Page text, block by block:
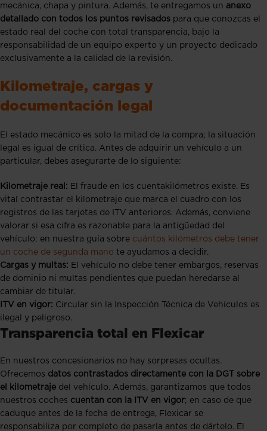
mecánica, chapa y pintura. Además, te entregamos un anexo
detallado con todos los puntos revisados para que conozcas el
estado real del coche con total transparencia, bajo la
responsabilidad de un equipo experto y un proyecto dedicado
exclusivamente a la calidad de la revisión.
Kilometraje, cargas y
documentación legal
El estado mecánico es solo la mitad de la compra; la situación
legal es igual de crítica. Antes de adquirir un vehículo a un
particular, debes asegurarte de lo siguiente:
Kilometraje real: El fraude en los cuentakilómetros existe. Es
vital contrastar el kilometraje que marca el cuadro con los
registros de las tarjetas de ITV anteriores. Además, conviene
valorar si esa cifra es razonable para la antigüedad del
vehículo: en nuestra guía sobre cuántos kilómetros debe tener
un coche de segunda mano te ayudamos a decidir.
Cargas y multas: El vehículo no debe tener embargos, reservas
de dominio ni multas pendientes que puedan heredarse al
cambiar de titular.
ITV en vigor: Circular sin la Inspección Técnica de Vehículos es
ilegal y peligroso.
Transparencia total en Flexicar
En nuestros concesionarios no hay sorpresas ocultas.
Ofrecemos datos contrastados directamente con la DGT sobre
el kilometraje del vehículo. Además, garantizamos que todos
nuestros coches cuentan con la ITV en vigor; en caso de que
caduque antes de la fecha de entrega, Flexicar se
responsabiliza por completo de pasarla antes de dártelo. El